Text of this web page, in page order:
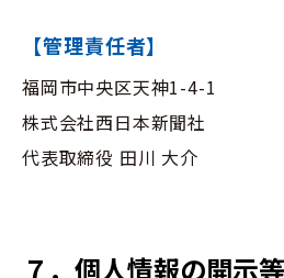
【管理責任者】
福岡市中央区天神1-4-1
株式会社西日本新聞社
代表取締役 田川 大介
７．個人情報の開示